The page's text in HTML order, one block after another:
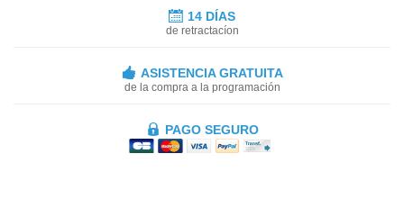
14 DÍAS
de retractacíon
ASISTENCIA GRATUITA
de la compra a la programación
PAGO SEGURO